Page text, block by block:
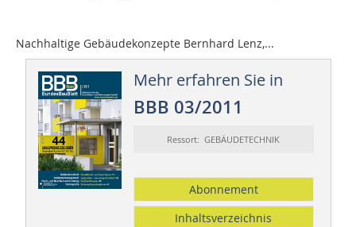
Nachhaltige Gebäudekonzepte Bernhard Lenz,...
Mehr erfahren Sie in
BBB 03/2011
Ressort: GEBÄUDETECHNIK
Abonnement
Inhaltsverzeichnis